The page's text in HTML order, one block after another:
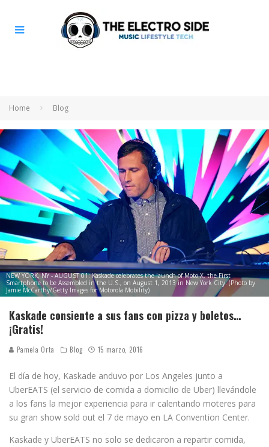
Home Blog
NEW YORK, NY - AUGUST 01: Kaskade celebrates the launch of Moto X, the First
Smartphone to be Assembled in the U.S., on August 1, 2013 in New York City. (Photo by
Jamie McCarthy/Getty Images for Motorola Mobility)
Kaskade consiente a sus fans con pizza y boletos…
¡Gratis!
Pamela Orta Blog 15 marzo, 2016
El día de hoy, Kaskade anduvo por Los Angeles junto a
UberEATS (el servicio de comida a domicilio de Uber) llevándole
a los fans la mejor experiencia para ir calentando moteres para
su gran show sold out el 7 de mayo en LA Convention Center.
Kaskade y UberEATS no solo se dedicaron a repartir comida,